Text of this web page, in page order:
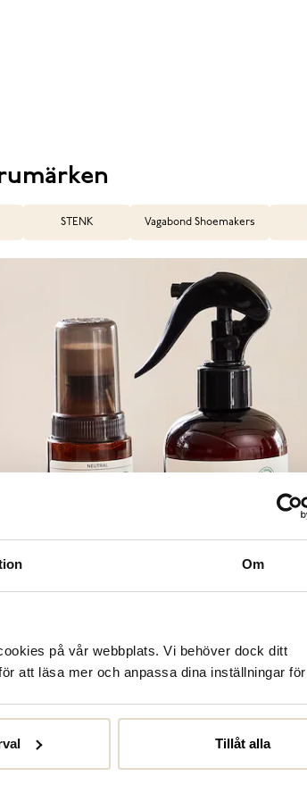
Om
på vår webbplats. Vi behöver dock ditt
att läsa mer och anpassa dina inställningar
Tillåt alla
STENK Vagabond Shoemakers